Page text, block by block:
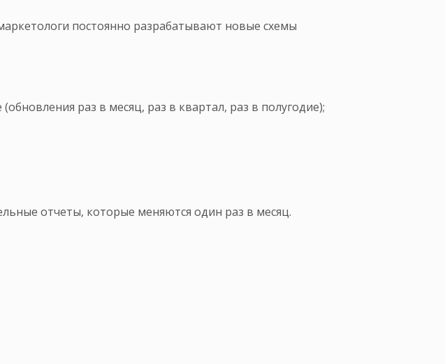
постоянно разрабатывают новые схемы
раз в месяц, раз в квартал, раз в полугодие);
отчеты, которые меняются один раз в месяц.